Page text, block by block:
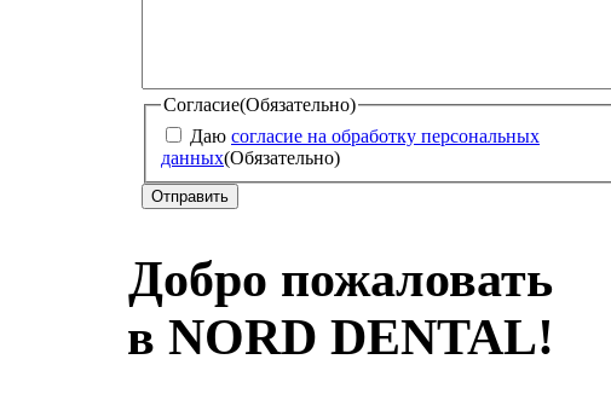
Согласие(Обязательно)
Даю согласие на обработку персональных
данных(Обязательно)
Добро пожаловать
в NORD DENTAL!